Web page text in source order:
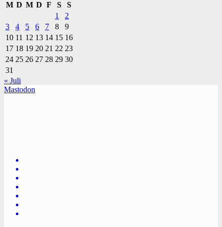
M D M D F S
S
1
2
3
4 5 6 7 8
9
10 11 12 13 14 15 16
17 18 19 20 21 22 23
24 25 26 27 28 29 30
31
« Juli
Mastodon